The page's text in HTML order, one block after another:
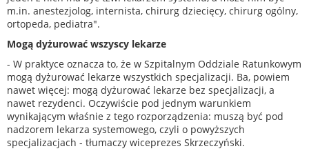
m.in. anestezjolog, internista, chirurg dziecięcy, chirurg ogólny,
ortopeda, pediatra".
Mogą dyżurować wszyscy lekarze
- W praktyce oznacza to, że w Szpitalnym Oddziale Ratunkowym
mogą dyżurować lekarze wszystkich specjalizacji. Ba, powiem
nawet więcej: mogą dyżurować lekarze bez specjalizacji, a
nawet rezydenci. Oczywiście pod jednym warunkiem
wynikającym właśnie z tego rozporządzenia: muszą być pod
nadzorem lekarza systemowego, czyli o powyższych
specjalizacjach - tłumaczy wiceprezes Skrzeczyński.